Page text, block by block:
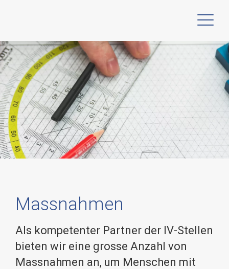
Massnahmen
Als kompetenter Partner der IV-Stellen
bieten wir eine grosse Anzahl von
Massnahmen an, um Menschen mit